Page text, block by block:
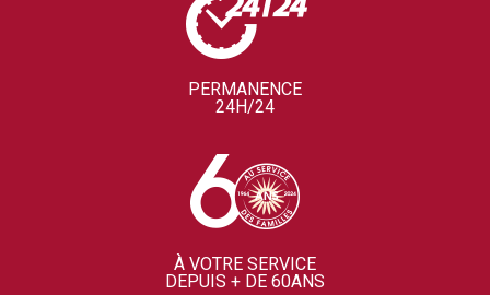
PERMANENCE
24H/24
À VOTRE SERVICE
DEPUIS + DE 60ANS